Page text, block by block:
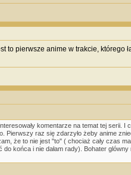
to pierwsze anime w trakcie, którego
komentarze na temat tej serii. I
Pierwszy raz się zdarzyło żeby anime
że to nie jest "to" ( chociaż cały czas
końca i nie dałam rady). Bohater